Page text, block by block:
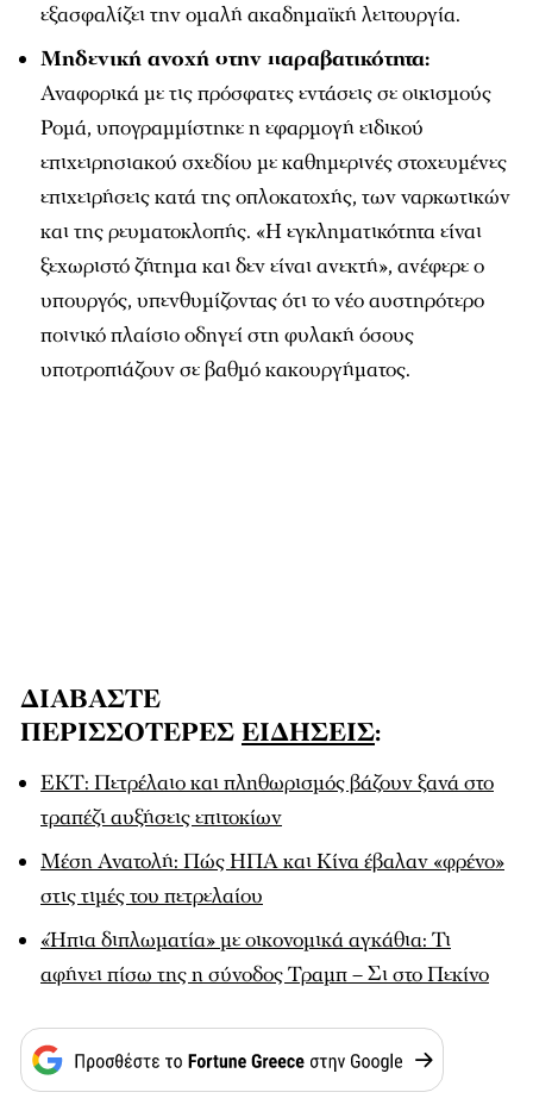
εξασφαλίζει την ομαλή ακαδημαϊκή λειτουργία.
Μηδενική ανοχή στην παραβατικότητα:
Αναφορικά με τις πρόσφατες εντάσεις σε οικισμούς
Ρομά, υπογραμμίστηκε η εφαρμογή ειδικού
επιχειρησιακού σχεδίου με καθημερινές στοχευμένες
επιχειρήσεις κατά της οπλοκατοχής, των ναρκωτικών
και της ρευματοκλοπής. «Η εγκληματικότητα είναι
ξεχωριστό ζήτημα και δεν είναι ανεκτή», ανέφερε ο
υπουργός, υπενθυμίζοντας ότι το νέο αυστηρότερο
ποινικό πλαίσιο οδηγεί στη φυλακή όσους
υποτροπιάζουν σε βαθμό κακουργήματος.
ΔΙΑΒΑΣΤΕ
ΠΕΡΙΣΣΟΤΕΡΕΣ ΕΙΔΗΣΕΙΣ:
ΕΚΤ: Πετρέλαιο και πληθωρισμός βάζουν ξανά στο
τραπέζι αυξήσεις επιτοκίων
Μέση Ανατολή: Πώς ΗΠΑ και Κίνα έβαλαν «φρένο»
στις τιμές του πετρελαίου
«Ήπια διπλωματία» με οικονομικά αγκάθια: Τι
αφήνει πίσω της η σύνοδος Τραμπ – Σι στο Πεκίνο